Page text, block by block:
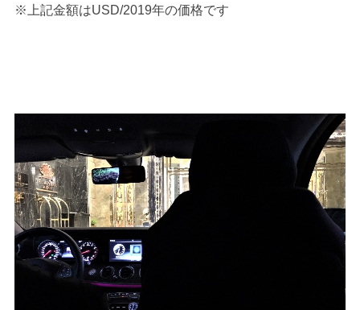
※上記金額はUSD/2019年の価格です